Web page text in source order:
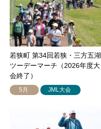
若狭町 第34回若狭・三方五湖
ツーデーマーチ（2026年度大
会終了）
5月 JML大会